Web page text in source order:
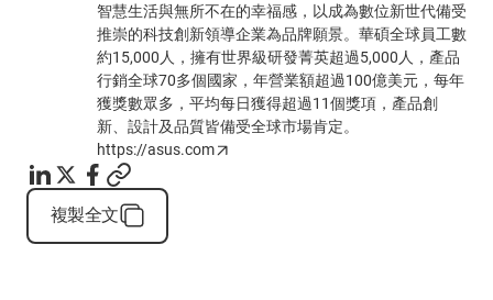
智慧生活與無所不在的幸福感，以成為數位新世代備受
推崇的科技創新領導企業為品牌願景。華碩全球員工數
約15,000人，擁有世界級研發菁英超過5,000人，產品
行銷全球70多個國家，年營業額超過100億美元，每年
獲獎數眾多，平均每日獲得超過11個獎項，產品創
新、設計及品質皆備受全球市場肯定。
https://asus.com
複製全文